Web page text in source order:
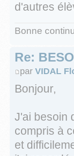
d'autres
Bonne
Re:
par VIDAL
Bonjour,
J'ai besoin
compris à
et